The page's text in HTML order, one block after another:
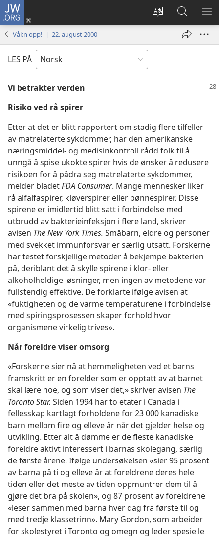
JW.ORG
Endre
Logg
inn
vindu)
Søk
på
JW.ORG
VIS
Våkn opp! | 22. august 2000
LES PÅ
Vi betrakter verden
Risiko ved rå spirer
Etter at det er blitt rapportert om stadig flere tilfeller
av matrelaterte sykdommer, har den amerikanske
næringsmiddel- og medisinkontroll rådd folk til å
unngå å spise ukokte spirer hvis de ønsker å redusere
risikoen for å pådra seg matrelaterte sykdommer,
melder bladetFDA Consumer. Mange mennesker liker
rå alfalfaspirer, kløverspirer eller bønnespirer. Disse
spirene er imidlertid blitt satt i forbindelse med
utbrudd av bakterieinfeksjon i flere land, skriver
avisen The New York Times. Småbarn, eldre og personer
med svekket immunforsvar er særlig utsatt. Forskerne
har testet forskjellige metoder å bekjempe bakterien
på, deriblant det å skylle spirene i klor- eller
alkoholholdige løsninger, men ingen av metodene var
fullstendig effektive. De forklarte ifølge avisen at
«fuktigheten og de varme temperaturene i forbindelse
med spiringsprosessen skaper forhold hvor
organismene virkelig trives».
Når foreldre viser omsorg
«Forskerne sier nå at hemmeligheten ved et barns
framskritt er en forelder som er opptatt av at barnet
skal lære noe, og som viser det,» skriver avisen The
Toronto Star. Siden 1994 har to etater i Canada i
fellesskap kartlagt forholdene for 23 000 kanadiske
barn mellom fire og elleve år når det gjelder helse og
utvikling. Etter alt å dømme er de fleste kanadiske
foreldre aktivt interessert i barnas skolegang, særlig
de første årene. Ifølge undersøkelsen «sier 95 prosent
av barna på ti og elleve år at foreldrene deres hele
tiden eller det meste av tiden oppmuntrer dem til å
gjøre det bra på skolen», og 87 prosent av foreldrene
«leser sammen med barna hver dag fra første til og
med tredje klassetrinn». Mary Gordon, som arbeider
for skolestyret i Toronto og omegn og leder spesielle